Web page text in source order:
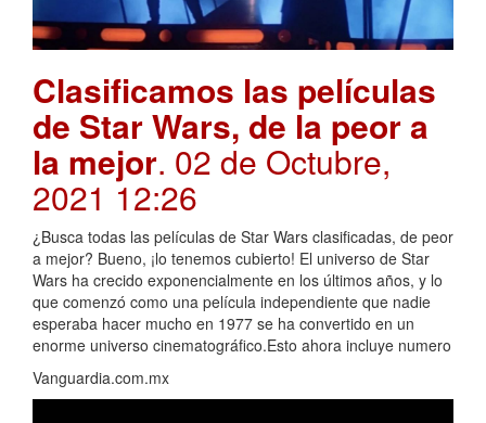
Clasificamos las películas
de Star Wars, de la peor a
la mejor. 02 de Octubre,
2021 12:26
¿Busca todas las películas de Star Wars clasificadas, de peor
a mejor? Bueno, ¡lo tenemos cubierto! El universo de Star
Wars ha crecido exponencialmente en los últimos años, y lo
que comenzó como una película independiente que nadie
esperaba hacer mucho en 1977 se ha convertido en un
enorme universo cinematográfico.Esto ahora incluye numero
Vanguardia.com.mx